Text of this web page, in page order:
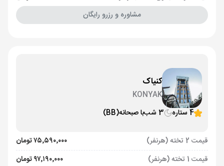
مشاوره و رزرو رایگان
کنیاک
KONYAK
4 ستاره
3 شب با صبحانه(BB)
قیمت 2 تخته (هرنفر)
۷۵٬۵۹۰٬۰۰۰ تومان
قیمت 1 تخته (هرنفر)
۹۷٬۱۹۰٬۰۰۰ تومان